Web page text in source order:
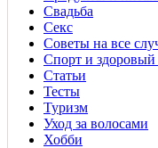
Свадьба
Секс
Советы на все
Спорт и здоровый
Статьи
Тесты
Туризм
Уход за волосами
Хобби